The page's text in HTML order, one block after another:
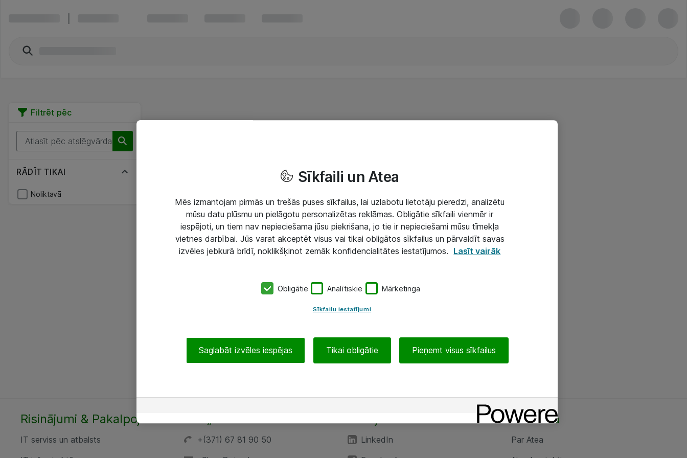
Filtrēt pēc
RĀDĪT TIKAI
Noliktavā
Risinājumi & Pakalpojumi
IT serviss un atbalsts
+(371) 67 81 90 50
LinkedIn
Par Atea
Par Atea
Sīkfaili un Atea
Mēs izmantojam pirmās un trešās puses sīkfailus, lai uzlabotu lietotāju pieredzi, analizētu
mūsu datu plūsmu un pielāgotu personalizētas reklāmas. Obligātie sīkfaili vienmēr ir
iespējoti, un tiem nav nepieciešama jūsu piekrišana, jo tie ir nepieciešami mūsu tīmekļa
vietnes darbībai. Jūs varat akceptēt visus vai tikai obligātos sīkfailus un pārvaldīt savas
izvēles jebkurā brīdī, noklikšķinot zemāk konfidencialitātes iestatījumos. Lasīt vairāk
Obligātie Analītiskie Mārketinga
Sīkfailu iestatījumi
Saglabāt izvēles iespējas Tikai obligātie Pieņemt visus sīkfailus